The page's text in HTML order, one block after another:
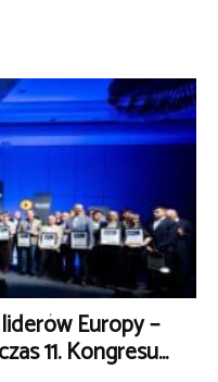
Europy –
11. Kongresu...